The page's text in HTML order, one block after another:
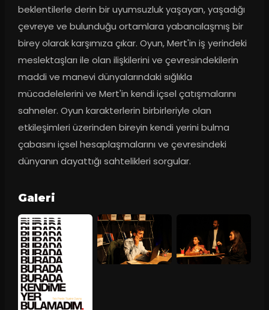
beklentilerle derin bir uyumsuzluk yaşayan, yaşadığı
çevreye ve bulunduğu ortamlara yabancılaşmış bir
birey olarak karşımıza çıkar. Oyun, Mert'in iş yerindeki
meslektaşları ile olan ilişkilerini ve çevresindekilerin
maddi ve manevi dünyalarındaki sığlıkla
mücadelelerini ve Mert'in kendi içsel çatışmalarını
sahneler. Oyun karakterlerin birbirleriyle olan
etkileşimleri üzerinden bireyin kendi yerini bulma
çabasını içsel hesaplaşmalarını ve çevresindeki
dünyanın dayattığı sahtelikleri sorgular.
Galeri